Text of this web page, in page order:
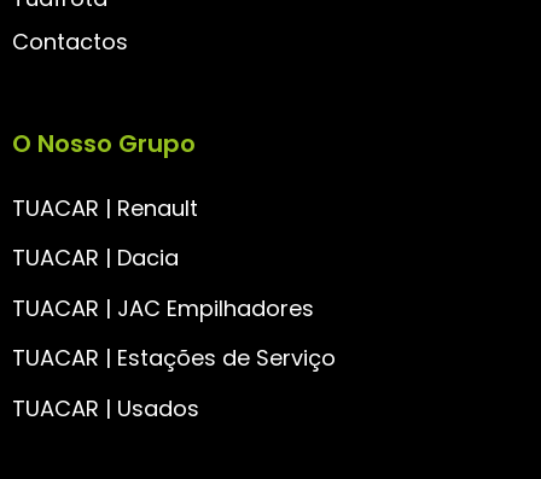
Contactos
O Nosso Grupo
TUACAR | Renault
TUACAR | Dacia
TUACAR | JAC Empilhadores
TUACAR | Estações de Serviço
TUACAR | Usados